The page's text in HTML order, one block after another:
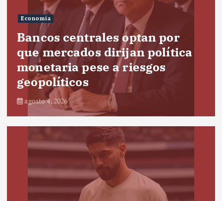
Economía
Bancos centrales optan por
que mercados dirijan política
monetaria pese a riesgos
geopolíticos
agosto 4, 2026